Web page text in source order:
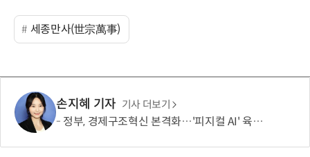
세종만사(世宗萬事)
손지혜 기자 기사 더보기
정부, 경제구조혁신 본격화…'피지컬 AI' 육성·국가자산 관리체계 개편